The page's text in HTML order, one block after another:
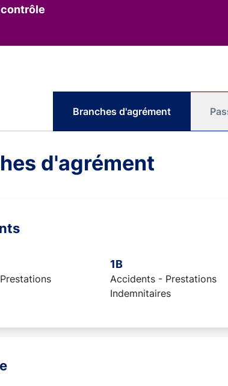
Branches d'agrément
d'agrément
1B
Accidents - Prestations
Indemnitaires